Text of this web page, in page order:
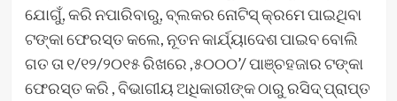
ଯୋଗୁଁ, କରି ନପାରିବାରୁ, ବ୍ଲକର ନୋଟିସ୍ କ୍ରମେ ପାଇଥିବା
ଟଙ୍କା ଫେରସ୍ତ କଲେ, ନୂତନ କାର୍ଯ୍ୟାଦେଶ ପାଇବ ବୋଲି
ଗତ ତା ୧/୧୨/୨୦୧୫ ରିଖରେ ,୫୦୦୦’/ ପାଞ୍ଚହଜାର ଟଙ୍କା
ଫେରସ୍ତ କରି , ବିଭାଗୀୟ ଅଧିକାରୀଙ୍କ ଠାରୁ ରସିଦ୍ ପ୍ରାପ୍ତ